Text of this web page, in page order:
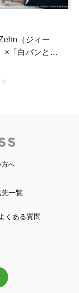
（ジィー
×『白パンと独
燕物産初の映
方へ
先一覧
くある質問